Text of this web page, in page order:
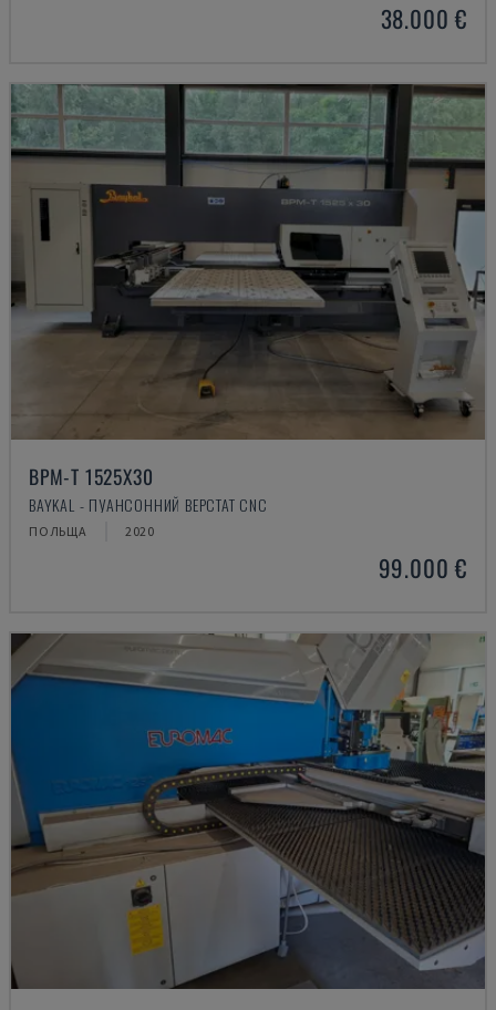
38.000 €
BPM-T 1525X30
BAYKAL - ПУАНСОННИЙ ВЕРСТАТ CNC
ПОЛЬЩА 2020
99.000 €